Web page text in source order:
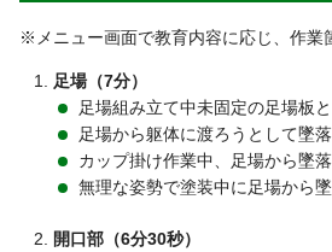
※メニュー画面で教育内容に応じ、作業
足場（7分）
足場組み立て中未固定の足場板
足場から躯体に渡ろうとして墜落
カップ掛け作業中、足場から墜落
無理な姿勢で塗装中に足場から
開口部（6分30秒）